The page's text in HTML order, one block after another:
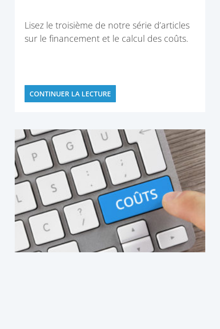
Lisez le troisième de notre série d’articles
sur le financement et le calcul des coûts.
CONTINUER LA LECTURE